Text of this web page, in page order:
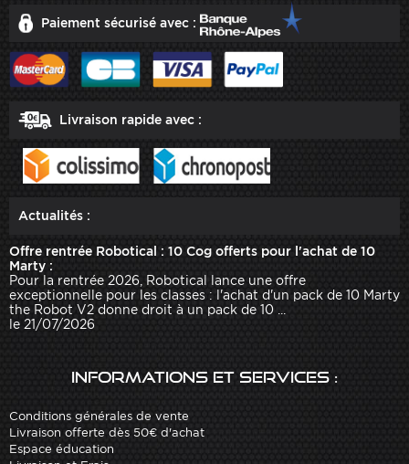
Paiement sécurisé avec :
Livraison rapide avec :
Actualités :
Offre rentrée Robotical : 10 Cog offerts pour l'achat de 10
Marty :
Pour la rentrée 2026, Robotical lance une offre
exceptionnelle pour les classes : l'achat d'un pack de 10 Marty
the Robot V2 donne droit à un pack de 10 ...
le 21/07/2026
Informations et services :
Conditions générales de vente
Livraison offerte dès 50€ d'achat
Espace éducation